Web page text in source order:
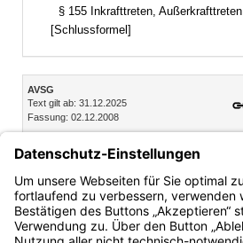
§ 155 Inkrafttreten, Außerkrafttreten
[Schlussformel]
Inhalt
AVSG
Text gilt ab: 31.12.2025
Fassung: 02.12.2008
Teil 17 Schlussvorschriften
§ 154 Übergangsvorschrift
§ 155 Inkrafttreten, Außerkrafttreten